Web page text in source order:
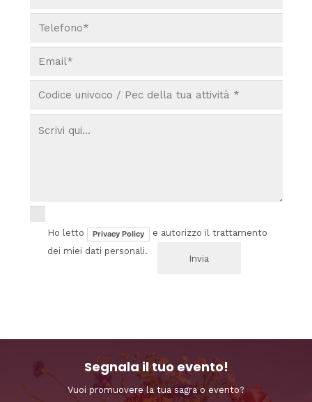
Ho letto Privacy Policy
e autorizzo il trattamento
dei miei dati personali.
Segnala il tuo evento!
Vuoi promuovere la tua sagra o evento?